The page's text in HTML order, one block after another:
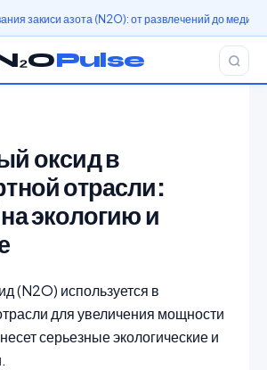
азота (N2O): от развлечений до медицины
Pulse
оксид в
отрасли:
экологию и
(N2O) используется в
для увеличения мощности
серьезные экологические и